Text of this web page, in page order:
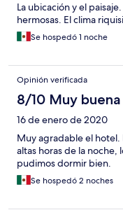
La ubicación y el
hermosas. El clima
Se hospedó 1 noche
Opinión verificada
8/10 Muy buena
16 de enero de 2020
Muy agradable el hotel.
altas horas de la
pudimos dormir bien.
Se hospedó 2 noches